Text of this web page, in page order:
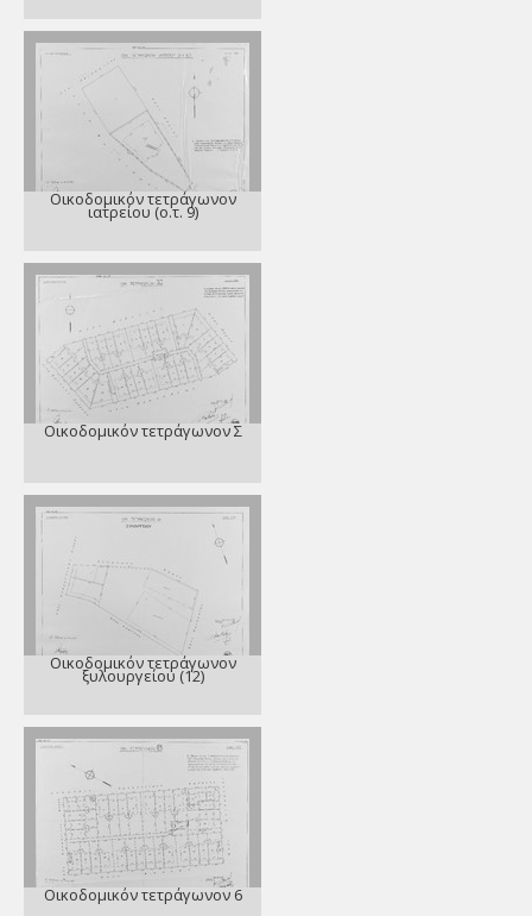
Οικοδομικόν τετράγωνον
ιατρείου (ο.τ. 9)
Οικοδομικόν τετράγωνον Σ
Οικοδομικόν τετράγωνον
ξυλουργείου (12)
Οικοδομικόν τετράγωνον 6